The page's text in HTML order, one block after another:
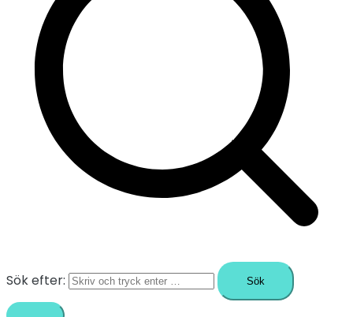
Sök efter: